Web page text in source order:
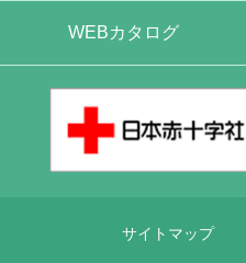
WEBカタログ
サイトマップ